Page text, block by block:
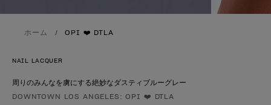
ホーム OPI ❤️ DTLA
NAIL LACQUER
周りのみんなを虜にする絶妙なダスティブルーグレー
製品形態
DOWNTOWN LOS ANGELES: OPI ❤️ DTLA